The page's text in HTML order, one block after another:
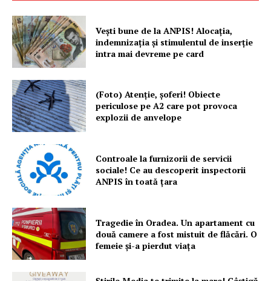
Vești bune de la ANPIS! Alocația,
indemnizația și stimulentul de inserție
intra mai devreme pe card
(Foto) Atenție, șoferi! Obiecte
periculose pe A2 care pot provoca
explozii de anvelope
Controale la furnizorii de servicii
sociale! Ce au descoperit inspectorii
ANPIS în toată țara
Tragedie în Oradea. Un apartament cu
două camere a fost mistuit de flăcări. O
femeie și-a pierdut viața